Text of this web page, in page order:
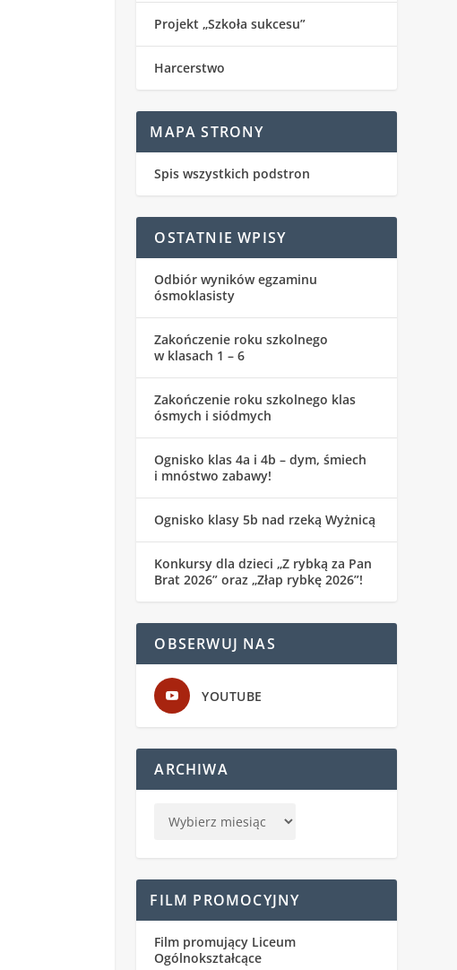
Projekt „Szkoła sukcesu”
Harcerstwo
MAPA STRONY
Spis wszystkich podstron
OSTATNIE WPISY
Odbiór wyników egzaminu
ósmoklasisty
Zakończenie roku szkolnego
w klasach 1 – 6
Zakończenie roku szkolnego klas
ósmych i siódmych
Ognisko klas 4a i 4b – dym, śmiech
i mnóstwo zabawy!
Ognisko klasy 5b nad rzeką Wyżnicą
Konkursy dla dzieci „Z rybką za Pan
Brat 2026” oraz „Złap rybkę 2026”!
OBSERWUJ NAS
YOUTUBE
ARCHIWA
FILM PROMOCYJNY
Film promujący Liceum
Ogólnokształcące